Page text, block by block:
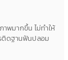
พมากขึ้น ไม่ทำให้
ติดฐานฟันปลอม